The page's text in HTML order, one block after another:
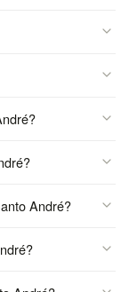
André?